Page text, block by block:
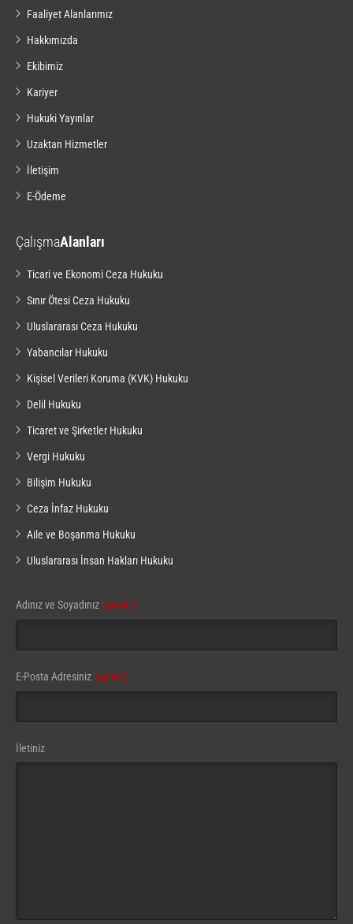
Faaliyet Alanlarımız
Hakkımızda
Ekibimiz
Kariyer
Hukuki Yayınlar
Uzaktan Hizmetler
İletişim
E-Ödeme
ÇalışmaAlanları
Ticari ve Ekonomi Ceza Hukuku
Sınır Ötesi Ceza Hukuku
Uluslararası Ceza Hukuku
Yabancılar Hukuku
Kişisel Verileri Koruma (KVK) Hukuku
Delil Hukuku
Ticaret ve Şirketler Hukuku
Vergi Hukuku
Bilişim Hukuku
Ceza İnfaz Hukuku
Aile ve Boşanma Hukuku
Uluslararası İnsan Hakları Hukuku
Adınız ve Soyadınız (gerekli)
E-Posta Adresiniz (gerekli)
İletiniz